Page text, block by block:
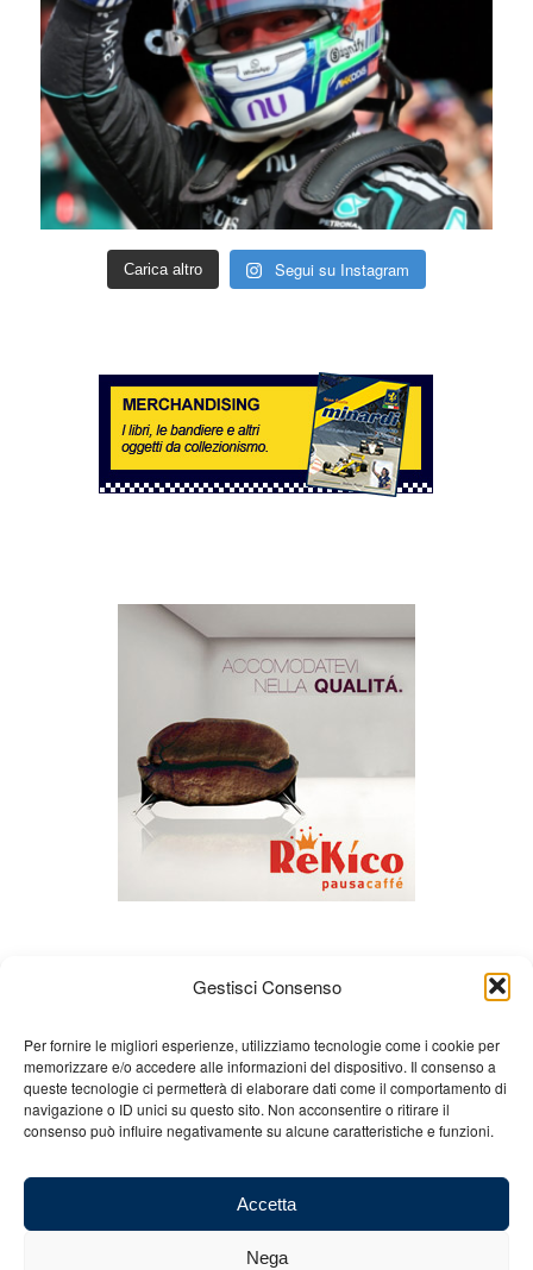
Gestisci Consenso
Per fornire le migliori esperienze, utilizziamo tecnologie come i cookie per
memorizzare e/o accedere alle informazioni del dispositivo. Il consenso a
queste tecnologie ci permetterà di elaborare dati come il comportamento di
navigazione o ID unici su questo sito. Non acconsentire o ritirare il
consenso può influire negativamente su alcune caratteristiche e funzioni.
Accetta
Nega
Carica altro Segui su Instagram
Chi siamo Gian Carlo Minardi
Gear
Merchandising
Partners Contatti